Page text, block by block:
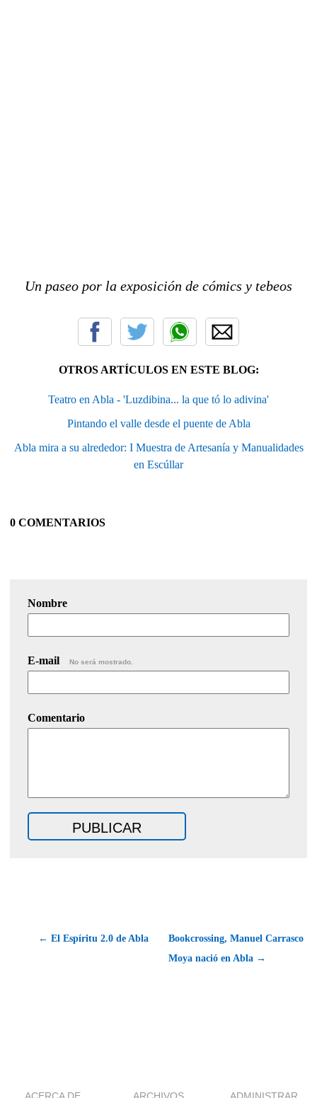
Un paseo por la exposición de cómics y tebeos
OTROS ARTÍCULOS EN ESTE BLOG:
Teatro en Abla - 'Luzdibina... la que tó lo adivina'
Pintando el valle desde el puente de Abla
Abla mira a su alrededor: I Muestra de Artesanía y Manualidades
en Escúllar
0 COMENTARIOS
Nombre
E-mail No será mostrado.
Comentario
← El Espíritu 2.0 de Abla
Bookcrossing, Manuel Carrasco
Moya nació en Abla →
ACERCA DE ARCHIVOS ADMINISTRAR